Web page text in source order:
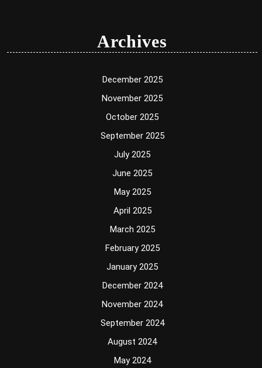
Archives
December 2025
November 2025
October 2025
September 2025
July 2025
June 2025
May 2025
April 2025
March 2025
February 2025
January 2025
December 2024
November 2024
September 2024
August 2024
May 2024